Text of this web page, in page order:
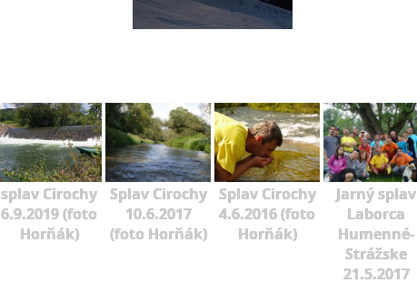
splav Cirochy
6.9.2019 (foto
Horňák)
Splav Cirochy
10.6.2017
(foto Horňák)
Splav Cirochy
4.6.2016 (foto
Horňák)
Jarný splav
Laborca
Humenné-
Strážske
21.5.2017